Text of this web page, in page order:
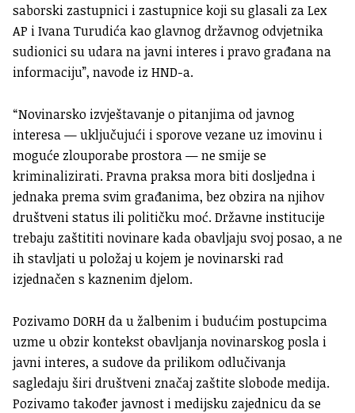
saborski zastupnici i zastupnice koji su glasali za Lex
AP i Ivana Turudića kao glavnog državnog odvjetnika
sudionici su udara na javni interes i pravo građana na
informaciju”, navode iz HND-a.
“Novinarsko izvještavanje o pitanjima od javnog
interesa — uključujući i sporove vezane uz imovinu i
moguće zlouporabe prostora — ne smije se
kriminalizirati. Pravna praksa mora biti dosljedna i
jednaka prema svim građanima, bez obzira na njihov
društveni status ili političku moć. Državne institucije
trebaju zaštititi novinare kada obavljaju svoj posao, a ne
ih stavljati u položaj u kojem je novinarski rad
izjednačen s kaznenim djelom.
Pozivamo DORH da u žalbenim i budućim postupcima
uzme u obzir kontekst obavljanja novinarskog posla i
javni interes, a sudove da prilikom odlučivanja
sagledaju širi društveni značaj zaštite slobode medija.
Pozivamo također javnost i medijsku zajednicu da se